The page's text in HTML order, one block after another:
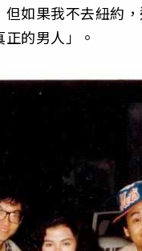
如果我不去紐約
的男人」。